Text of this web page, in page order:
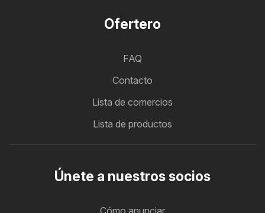
Ofertero
FAQ
Contacto
Lista de comercios
Lista de productos
Únete a nuestros socios
Cómo anunciar